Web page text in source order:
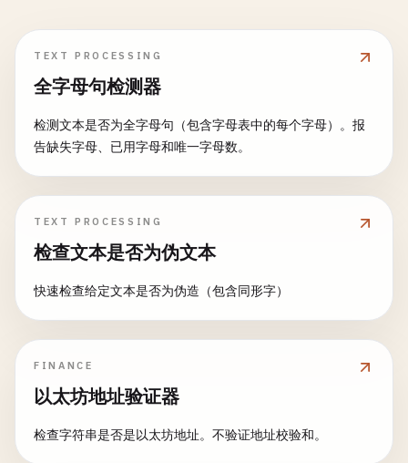
TEXT PROCESSING
全字母句检测器
检测文本是否为全字母句（包含字母表中的每个字母）。报
告缺失字母、已用字母和唯一字母数。
TEXT PROCESSING
检查文本是否为伪文本
快速检查给定文本是否为伪造（包含同形字）
FINANCE
以太坊地址验证器
检查字符串是否是以太坊地址。不验证地址校验和。